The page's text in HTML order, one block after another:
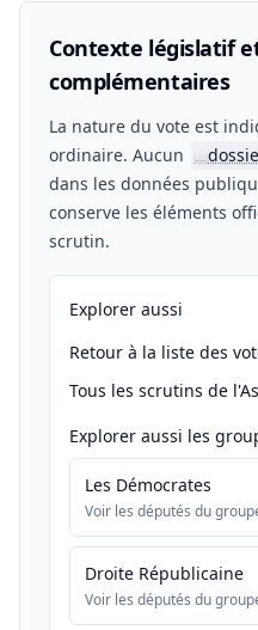
Contexte législatif
complémentaires
La nature du vote est
ordinaire. Aucun
📖
dans les données
conserve les éléments
scrutin.
Explorer aussi
Retour à la liste des
Tous les scrutins de
Explorer aussi les
Les Démocrates
Voir les députés du
Droite Républicaine
Voir les députés du